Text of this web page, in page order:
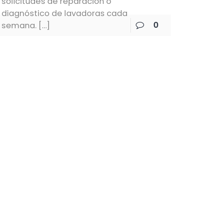
diagnóstico de lavadoras cada
semana. […] 0